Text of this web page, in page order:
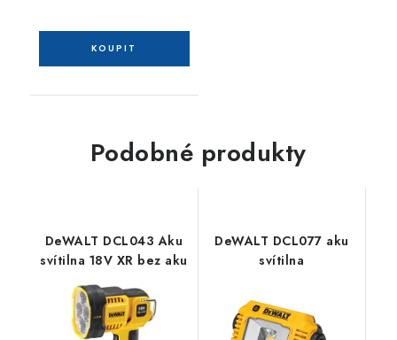
Podobné produkty
DeWALT DCL043 Aku
svítilna 18V XR bez aku
DeWALT DCL077 aku
svítilna